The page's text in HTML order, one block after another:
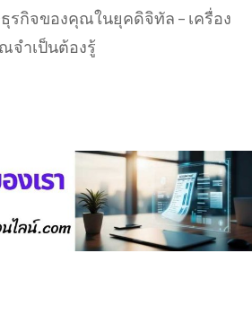
รกิจของคุณในยุคดิจิทัล – เครื่อง
จำเป็นต้องรู้